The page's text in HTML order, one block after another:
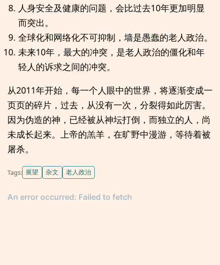
人身安全及健康的问题，会比过去10年更加明显
而突出。
全球化和网络化不可抑制，墙是愚蠢的老人政治。
未来10年，最大的冲突，是老人政治的僵化和年
轻人的诉求之间的冲突。
从2011年开始，每一个人眼中的世界，将逐渐变成一
页页的碎片，过去，从没有一次，分裂得如此厉害。
因为伪造的神，已经被从神坛打倒，而独立的人，尚
未成长起来。上帝的羔羊，在旷野中漫游，等待着被
屠杀。
Tags: 展望 杂文 老人政治